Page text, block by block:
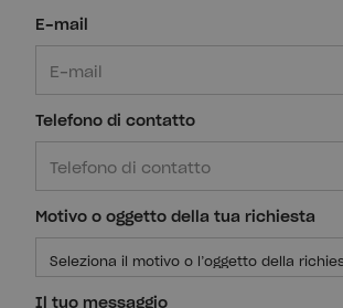
E-mail
Telefono di contatto
Motivo o oggetto della tua richiesta
Il tuo messaggio